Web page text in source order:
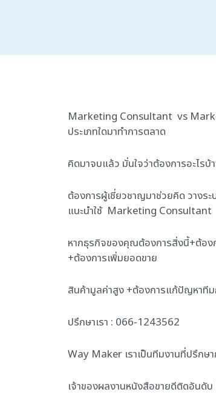
Marketing Consultant vs
ประเภทใดมาทำการตลาด
คิดมาจบแล้ว มั่นใจว่าต้องการอะไร
ต้องการผู้เชี่ยวชาญมาช่วยคิด วางระ
แนะนำใช้ Marketing Consultant
หากธุรกิจของคุณต้องการสิ่งนี้+ต้อง
+ต้องการเพิ่มยอดขาย
สินค้ามูลค่าสูง +ต้องการแก้ปัญหาที
ปรึกษาเรา : 066-1243562
Way Maker เราเป็นทีมงานที่ปรึกษ
เจ้าของผลงานหนังสือขายดีติดอัน